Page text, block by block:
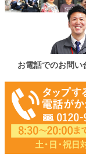
お電話でのお問い